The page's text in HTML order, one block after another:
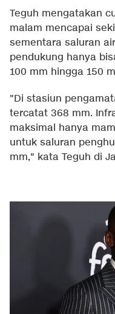
Teguh mengatakan
malam mencapai
sementara saluran
pendukung hanya
100 mm hingga 150
"Di stasiun
tercatat 368 mm.
maksimal hanya
untuk saluran
mm," kata Teguh di